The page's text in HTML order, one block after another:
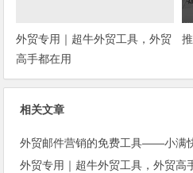
外贸专用｜超牛外贸工具，外贸
高手都在用
相关文章
外贸专用｜超牛外贸工具，外贸高